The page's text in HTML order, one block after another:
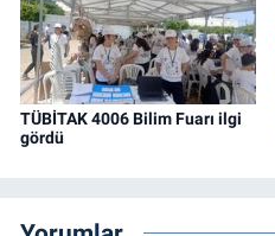
TÜBİTAK 4006 Bilim Fuarı ilgi
gördü